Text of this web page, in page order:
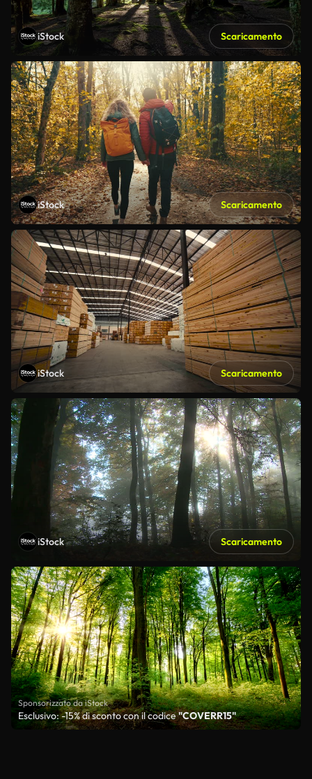
iStock Scaricamento
iStock Scaricamento
iStock Scaricamento
iStock Scaricamento
Sponsorizzato da iStock
Esclusivo: -15% di sconto con il codice"COVERR15"